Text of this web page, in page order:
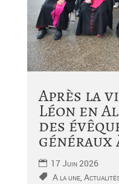
Après la
Léon en
des
généraux
17 Juin 2026
A la une ,